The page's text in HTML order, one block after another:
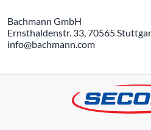
Bachmann GmbH
Ernsthaldenstr. 33, 70565
info@bachmann.com